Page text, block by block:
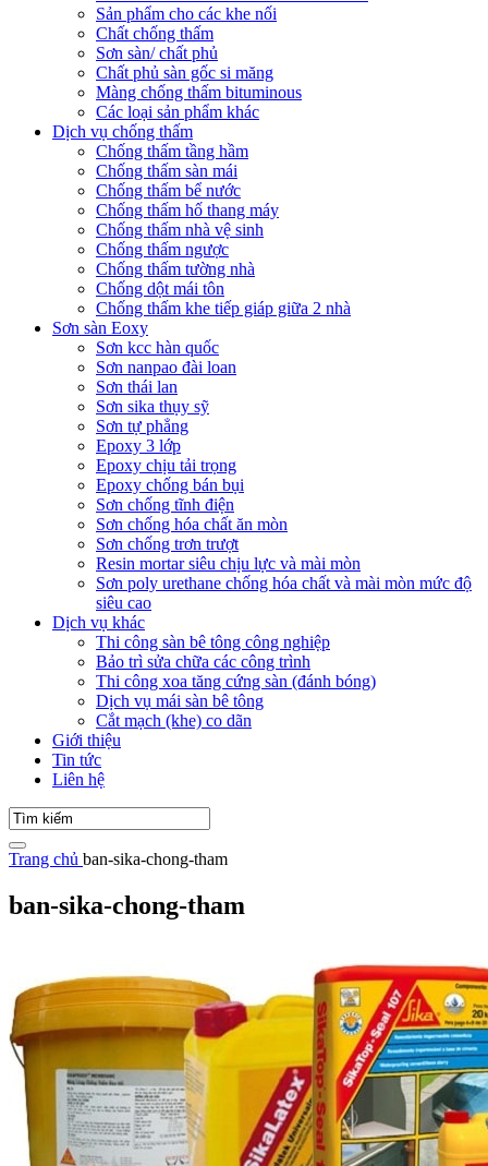
Sản phẩm cho các khe nối
Chất chống thấm
Sơn sàn/ chất phủ
Chất phủ sàn gốc si măng
Màng chống thấm bituminous
Các loại sản phẩm khác
Dịch vụ chống thấm
Chống thấm tầng hầm
Chống thấm sàn mái
Chống thấm bể nước
Chống thấm hố thang máy
Chống thấm nhà vệ sinh
Chống thấm ngược
Chống thấm tường nhà
Chống dột mái tôn
Chống thấm khe tiếp giáp giữa 2 nhà
Sơn sàn Eoxy
Sơn kcc hàn quốc
Sơn nanpao đài loan
Sơn thái lan
Sơn sika thụy sỹ
Sơn tự phẳng
Epoxy 3 lớp
Epoxy chịu tải trọng
Epoxy chống bán bụi
Sơn chống tĩnh điện
Sơn chống hóa chất ăn mòn
Sơn chống trơn trượt
Resin mortar siêu chịu lực và mài mòn
Sơn poly urethane chống hóa chất và mài mòn mức độ
siêu cao
Dịch vụ khác
Thi công sàn bê tông công nghiệp
Bảo trì sửa chữa các công trình
Thi công xoa tăng cứng sàn (đánh bóng)
Dịch vụ mái sàn bê tông
Cắt mạch (khe) co dãn
Giới thiệu
Tin tức
Liên hệ
Trang chủ ban-sika-chong-tham
ban-sika-chong-tham